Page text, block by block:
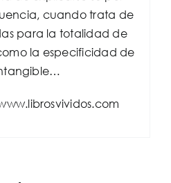
cuando trata de
para la totalidad de
la especificidad de